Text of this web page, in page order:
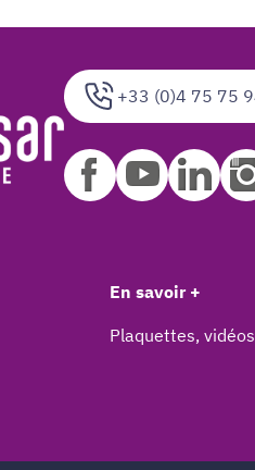
+33 (0)4 75 75
En savoir +
Plaquettes, vidéos